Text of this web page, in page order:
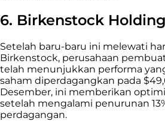
6. Birkenstock
Setelah baru-baru ini melewati
Birkenstock, perusahaan
telah menunjukkan performa
saham diperdagangkan pada
Desember, ini memberikan
setelah mengalami penurunan
perdagangan.